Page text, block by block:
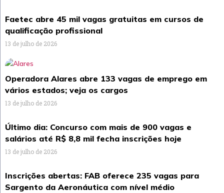
Faetec abre 45 mil vagas gratuitas em cursos de
qualificação profissional
13 de julho de 2026
Operadora Alares abre 133 vagas de emprego em
vários estados; veja os cargos
13 de julho de 2026
Último dia: Concurso com mais de 900 vagas e
salários até R$ 8,8 mil fecha inscrições hoje
13 de julho de 2026
Inscrições abertas: FAB oferece 235 vagas para
Sargento da Aeronáutica com nível médio